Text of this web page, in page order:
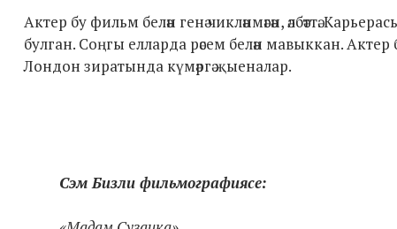
Актер бу фильм белән генә чикләнмәгән, әлбәттә.
булган. Соңгы елларда рәсем белән мавыккан.
Лондон зиратында күмәргә җыеналар.
Сэм Бизли фильмографиясе: